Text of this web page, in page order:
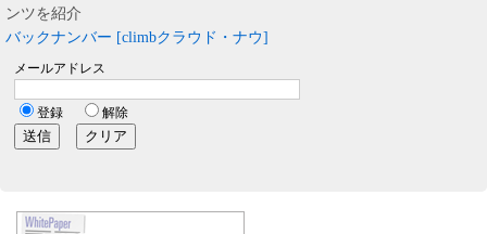
ンツを紹介
バックナンバー [climbクラウド・ナウ]